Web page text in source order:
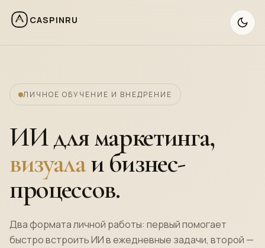
CASPINRU
ЛИЧНОЕ ОБУЧЕНИЕ И ВНЕДРЕНИЕ
ИИ для маркетинга,
визуалаи бизнес-
процессов.
Два формата личной работы: первый помогает
быстро встроить ИИ в ежедневные задачи, второй —